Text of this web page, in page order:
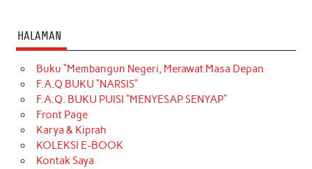
HALAMAN
Buku “Membangun Negeri, Merawat Masa Depan
F.A.Q BUKU “NARSIS”
F.A.Q. BUKU PUISI “MENYESAP SENYAP”
Front Page
Karya & Kiprah
KOLEKSI E-BOOK
Kontak Saya